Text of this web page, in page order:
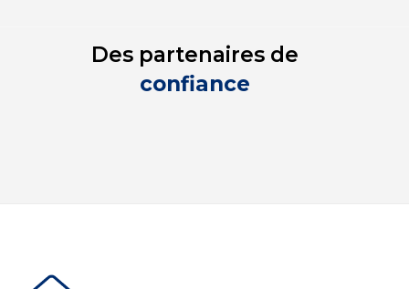
Des partenaires de
confiance